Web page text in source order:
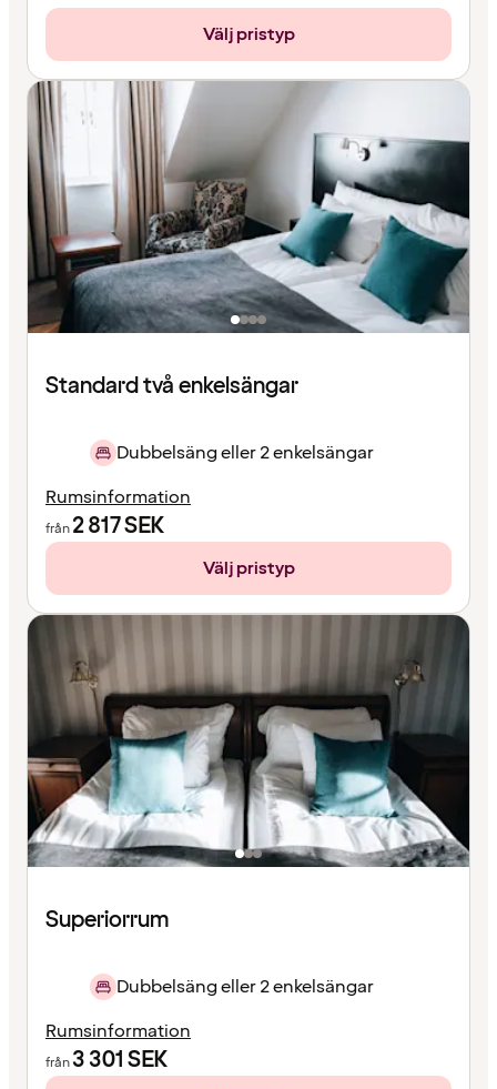
Välj pristyp
Standard två enkelsängar
Dubbelsäng eller 2 enkelsängar
Rumsinformation
från2 817SEK
Välj pristyp
Superiorrum
Dubbelsäng eller 2 enkelsängar
Rumsinformation
från3 301SEK